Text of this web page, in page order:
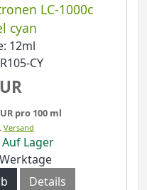
LC-1000c
cyan
12ml
CY
pro 100 ml
Versand
Auf Lager
Details